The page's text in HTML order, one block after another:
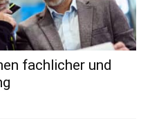
fachlicher und